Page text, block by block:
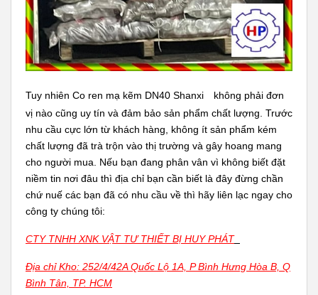
Tuy nhiên Co ren mạ kẽm DN40 Shanxi
không phải đơn
vị nào cũng uy tín và đảm bảo sản phẩm chất lượng. Trước
nhu cầu cực lớn từ khách hàng, không ít sản phẩm kém
chất lượng đã trà trộn vào thị trường và gây hoang mang
cho người mua. Nếu bạn đang phân vân vì không biết đặt
niềm tin nơi đâu thì địa chỉ bạn cần biết là đây đừng chần
chứ nuế các bạn đã có nhu cầu về thì hãy liên lạc ngay cho
công ty chúng tôi:
CTY TNHH XNK VẬT TƯ THIẾT BỊ HUY PHÁT
Địa chỉ Kho: 252/4/42A Quốc Lộ 1A, P Bình Hưng Hòa B, Q
Bình Tân, TP. HCM